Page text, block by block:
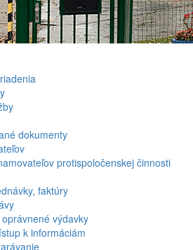
dokumenty
protispoločenskej činnosti
faktúry
výdavky
k informáciám